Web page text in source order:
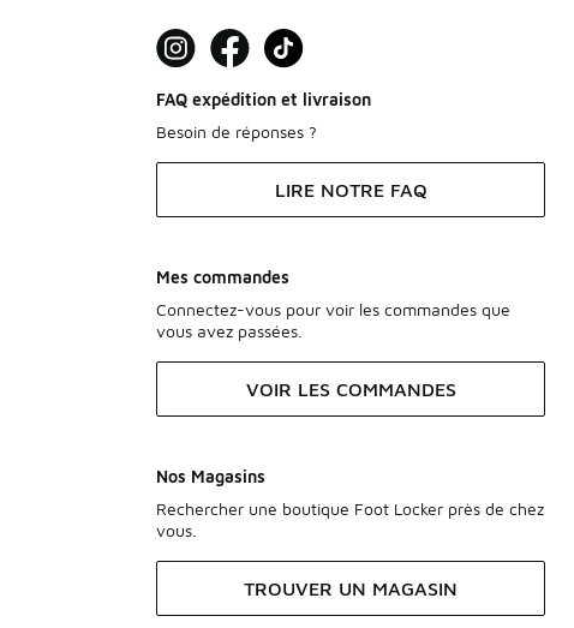
FAQ expédition et livraison
Besoin de réponses ?
LIRE NOTRE FAQ
Mes commandes
Connectez-vous pour voir les commandes que
vous avez passées.
VOIR LES COMMANDES
Nos Magasins
Rechercher une boutique Foot Locker près de chez
vous.
TROUVER UN MAGASIN